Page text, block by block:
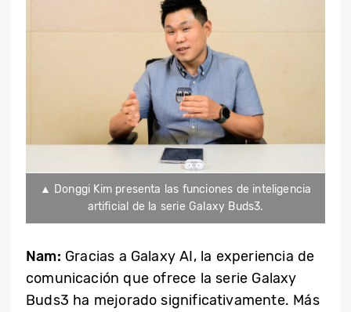
▲ Donggi Kim presenta las funciones de inteligencia
artificial de la serie Galaxy Buds3.
Nam: Gracias a Galaxy AI, la experiencia de
comunicación que ofrece la serie Galaxy
Buds3 ha mejorado significativamente. Más